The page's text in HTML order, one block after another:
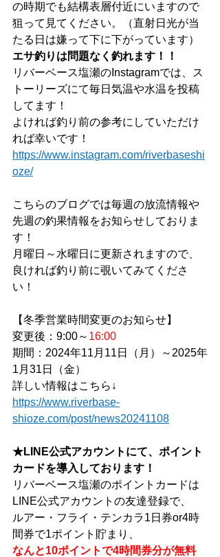
の時期でも結構表層付近にいますので
狙って見てください。（直射日光が当
たる日は嫌って下に下がっています）
エサ釣りは問題なく釣れます！！
リバーベース塩瀬のInstagramでは、ス
トーリーズにて毎日気温や水温を投稿
してます！
よければ釣り前の参考にしていただけ
れば幸いです！
https://www.instagram.com/riverbaseshi
oze/
こちらのブログでは毎週の放流情報や
先週の釣果情報をお知らせしておりま
す！
月曜日～水曜日に更新されますので、
良ければ釣り前に覗いてみてくださ
い！
【冬季営業時間変更のお知らせ】
変更後：9:00～ 16:00
期間：2024年11月11日（月）～2025年
1月31日（金）
詳しい情報はこちら↓
https://www.riverbase-
shioze.com/post/news20241108
★LINE公式アカウントにて、ポイント
カードを導入しております！
リバーベース塩瀬のポイントカードは
LINE公式アカウントの友達登録で、
ルアー・フライ・テンカラ1日券or4時
間券で1ポイント貯まり、
なんと10ポイントで4時間券分が無料